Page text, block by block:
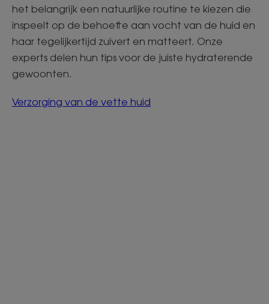
het belangrijk een natuurlijke routine te kiezen die
inspeelt op de behoefte aan vocht van de huid en
haar tegelijkertijd zuivert en matteert. Onze
experts delen hun tips voor de juiste hydraterende
gewoonten.
Verzorging van de vette huid